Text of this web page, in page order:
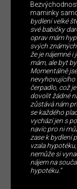
maminky
bydlení velké
své babičky
oprav mám
svých
že je nájemné i
mám, ale byt
Momentálně
nevyhovujícího
čerpadlo, což
dovolit žádné
zůstává nám
se každého
vychází jen s
navíc pro ni
zase k bydlení
vzala
nemůže si
nájem na
hypotéku.“